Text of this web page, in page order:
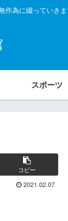
作為に綴っていき
スポーツ
コピー
2021.02.07